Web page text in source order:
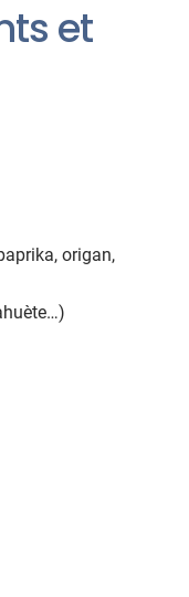
et
origan,